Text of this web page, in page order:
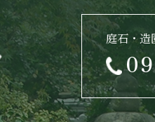
庭石・造